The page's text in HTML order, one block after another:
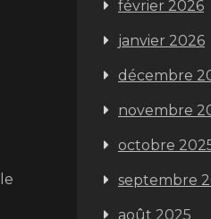
février 2026
janvier 2026
décembre
novembre
octobre
septembre
août 2025